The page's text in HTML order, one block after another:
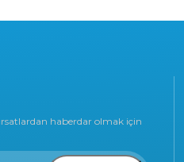
haberdar olmak için